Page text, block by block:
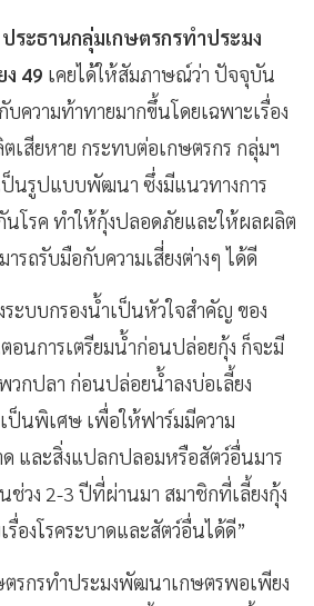
ะธานกลุ่มเกษตรกรทำประมง
49 เคยได้ให้สัมภาษณ์ว่า ปัจจุบัน
บความท้าทายมากขึ้นโดยเฉพาะเรื่อง
เสียหาย กระทบต่อเกษตรกร กลุ่มฯ
ป็นรูปแบบพัฒนา ซึ่งมีแนวทางการ
โรค ทำให้กุ้งปลอดภัยและให้ผลผลิต
รถรับมือกับความเสี่ยงต่างๆ ได้ดี
ระบบกรองน้ำเป็นหัวใจสำคัญ ของ
นการเตรียมน้ำก่อนปล่อยกุ้ง ก็จะมี
วกปลา ก่อนปล่อยน้ำลงบ่อเลี้ยง
ป็นพิเศษ เพื่อให้ฟาร์มมีความ
และสิ่งแปลกปลอมหรือสัตว์อื่นมาร
ช่วง 2-3 ปีที่ผ่านมา สมาชิกที่เลี้ยงกุ้ง
รื่องโรคระบาดและสัตว์อื่นได้ดี”
รกรทำประมงพัฒนาเกษตรพอเพียง